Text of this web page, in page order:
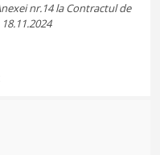
nr.14 la Contractul de